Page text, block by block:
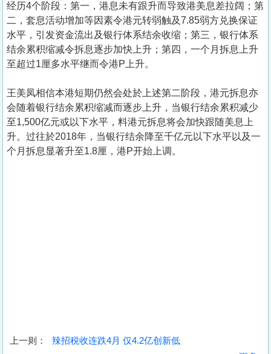
经历4个阶段：第一，港息未有跟升而导致港美息差拉阔；第
二，套息活动增加等因素令港元转弱触及7.85弱方兑换保证
水平，引发资金流出及银行体系结余收缩；第三，银行体系
结余累积缩减令拆息逐步加快上升；第四，一个月拆息上升
至超过1厘多水平继而令港P上升。
王美凤相信本港短期仍然会处於上述第二阶段，港元拆息亦
会随着银行结余累积缩减而逐步上升，当银行结余累积减少
至1,500亿元或以下水平，料港元拆息将会加快跟随美息上
升。过往於2018年，当银行结余降至千亿元以下水平以及一
个月拆息显著升至1.8厘，港P开始上调。
上一则：
辣招税收连跌4月 仅4.2亿创新低